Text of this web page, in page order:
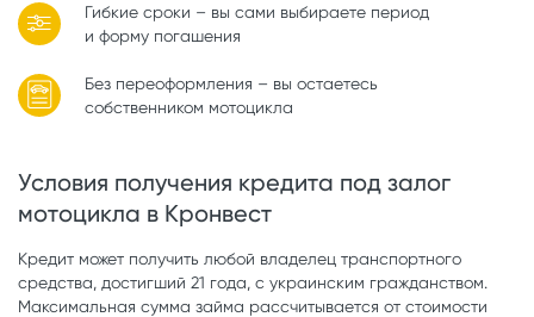
Гибкие сроки – вы сами выбираете период
и форму погашения
Без переоформления – вы остаетесь
собственником мотоцикла
Условия получения кредита под залог
мотоцикла в Кронвест
Кредит может получить любой владелец транспортного
средства, достигший 21 года, с украинским гражданством.
Максимальная сумма займа рассчитывается от стоимости